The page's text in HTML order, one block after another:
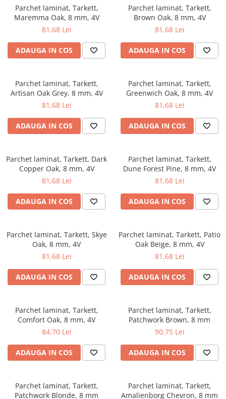
Kronotex - Laminat
Advanced 8 mm
Amazone 10 mm
Evolution 12 mm
Exquisit 8 mm
Mammut 12 mm
Parchet laminat, Tarkett,
Maremma Oak, 8 mm, 4V
81,68 Lei
ADAUGA IN COS
Parchet laminat, Tarkett,
Brown Oak, 8 mm, 4V
81,68 Lei
ADAUGA IN COS
Parchet laminat, Tarkett,
Artisan Oak Grey, 8 mm, 4V
81,68 Lei
ADAUGA IN COS
Parchet laminat, Tarkett,
Greenwich Oak, 8 mm, 4V
81,68 Lei
ADAUGA IN COS
Parchet laminat, Tarkett, Dark
Copper Oak, 8 mm, 4V
81,68 Lei
ADAUGA IN COS
Parchet laminat, Tarkett,
Dune Forest Pine, 8 mm, 4V
81,68 Lei
ADAUGA IN COS
Parchet laminat, Tarkett, Skye
Oak, 8 mm, 4V
81,68 Lei
ADAUGA IN COS
Parchet laminat, Tarkett, Patio
Oak Beige, 8 mm, 4V
81,68 Lei
ADAUGA IN COS
Parchet laminat, Tarkett,
Comfort Oak, 8 mm, 4V
84,70 Lei
ADAUGA IN COS
Parchet laminat, Tarkett,
Patchwork Brown, 8 mm
90,75 Lei
ADAUGA IN COS
Parchet laminat, Tarkett,
Patchwork Blonde, 8 mm
Parchet laminat, Tarkett,
Amalienborg Chevron, 8 mm